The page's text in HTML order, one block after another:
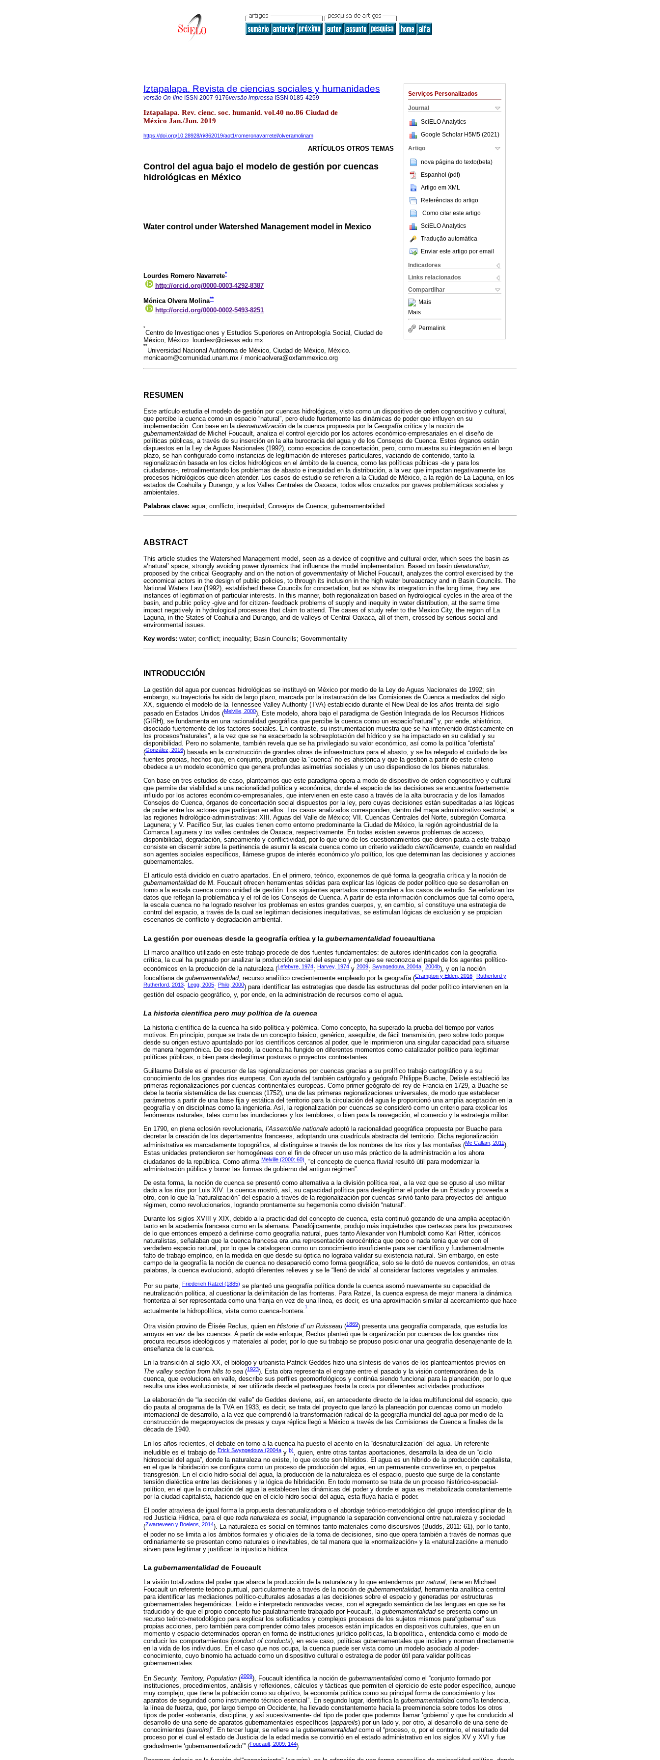
Serviços Personalizados
Journal
SciELO Analytics
Google Scholar H5M5 (2021 )
Artigo
nova página do texto(beta)
Espanhol (pdf)
Artigo em XML
Referências do artigo
Como citar este artigo
SciELO Analytics
Tradução automática
Enviar este artigo por email
Indicadores
Links relacionados
Compartilhar
Mais
Mais
Permalink
Iztapalapa. Revista de ciencias sociales y humanidades
versão On-line ISSN 2007-9176versão impressa ISSN 0185-4259
Iztapalapa. Rev. cienc. soc. humanid. vol.40 no.86 Ciudad de
México Jan./Jun. 2019
https://doi.org/10.28928/ri/862019/aot1/romeronavarretel/olveramolinam
ARTÍCULOS OTROS TEMAS
Control del agua bajo el modelo de gestión por cuencas
hidrológicas en México
Water control under Watershed Management model in Mexico
Lourdes Romero Navarrete*
http://orcid.org/0000-0003-4292-8387
Mónica Olvera Molina**
http://orcid.org/0000-0002-5493-8251
*
Centro de Investigaciones y Estudios Superiores en Antropología Social, Ciudad de
México, México. lourdesr@ciesas.edu.mx
**
Universidad Nacional Autónoma de México, Ciudad de México, México.
monicaom@comunidad.unam.mx / monicaolvera@oxfammexico.org
RESUMEN
Este artículo estudia el modelo de gestión por cuencas hidrológicas, visto como un dispositivo de orden cognoscitivo y cultural,
que percibe la cuenca como un espacio “natural”, pero elude fuertemente las dinámicas de poder que influyen en su
implementación. Con base en la desnaturalización de la cuenca propuesta por la Geografía crítica y la noción de
gubernamentalidadde Michel Foucault, analiza el control ejercido por los actores económico-empresariales en el diseño de
políticas públicas, a través de su inserción en la alta burocracia del agua y de los Consejos de Cuenca. Estos órganos están
dispuestos en la Ley de Aguas Nacionales (1992), como espacios de concertación, pero, como muestra su integración en el largo
plazo, se han configurado como instancias de legitimación de intereses particulares, vaciando de contenido, tanto la
regionalización basada en los ciclos hidrológicos en el ámbito de la cuenca, como las políticas públicas -de y para los
ciudadanos-, retroalimentando los problemas de abasto e inequidad en la distribución, a la vez que impactan negativamente los
procesos hidrológicos que dicen atender. Los casos de estudio se refieren a la Ciudad de México, a la región de La Laguna, en los
estados de Coahuila y Durango, y a los Valles Centrales de Oaxaca, todos ellos cruzados por graves problemáticas sociales y
ambientales.
Palabras clave: agua; conflicto; inequidad; Consejos de Cuenca; gubernamentalidad
ABSTRACT
This article studies the Watershed Management model, seen as a device of cognitive and cultural order, which sees the basin as
a‘natural’ space, strongly avoiding power dynamics that influence the model implementation. Based on basin denaturation,
proposed by the critical Geography and on the notion of governmentality of Michel Foucault, analyzes the control exercised by the
economical actors in the design of public policies, to through its inclusion in the high water bureaucracy and in Basin Councils. The
National Waters Law (1992), established these Councils for concertation, but as show its integration in the long time, they are
instances of legitimation of particular interests. In this manner, both regionalization based on hydrological cycles in the area of the
basin, and public policy -give and for citizen- feedback problems of supply and inequity in water distribution, at the same time
impact negatively in hydrological processes that claim to attend. The cases of study refer to the Mexico City, the region of La
Laguna, in the States of Coahuila and Durango, and de valleys of Central Oaxaca, all of them, crossed by serious social and
environmental issues.
Key words: water; conflict; inequality; Basin Councils; Governmentality
INTRODUCCIÓN
La gestión del agua por cuencas hidrológicas se instituyó en México por medio de la Ley de Aguas Nacionales de 1992; sin
embargo, su trayectoria ha sido de largo plazo, marcada por la instauración de las Comisiones de Cuenca a mediados del siglo
XX, siguiendo el modelo de la Tennessee Valley Authority (TVA) establecido durante el New Deal de los años treinta del siglo
pasado en Estados Unidos (Melville, 2000). Este modelo, ahora bajo el paradigma de Gestión Integrada de los Recursos Hídricos
(GIRH), se fundamenta en una racionalidad geográfica que percibe la cuenca como un espacio“natural” y, por ende, ahistórico,
disociado fuertemente de los factores sociales. En contraste, su instrumentación muestra que se ha intervenido drásticamente en
los procesos“naturales”, a la vez que se ha exacerbado la sobrexplotación del hídrico y se ha impactado en su calidad y su
disponibilidad. Pero no solamente, también revela que se ha privilegiado su valor económico, así como la política “ofertista”
(González, 2016) basada en la construcción de grandes obras de infraestructura para el abasto, y se ha relegado el cuidado de las
fuentes propias, hechos que, en conjunto, prueban que la “cuenca” no es ahistórica y que la gestión a partir de este criterio
obedece a un modelo económico que genera profundas asimetrías sociales y un uso dispendioso de los bienes naturales.
Con base en tres estudios de caso, planteamos que este paradigma opera a modo de dispositivo de orden cognoscitivo y cultural
que permite dar viabilidad a una racionalidad política y económica, donde el espacio de las decisiones se encuentra fuertemente
influido por los actores económico-empresariales, que intervienen en este caso a través de la alta burocracia y de los llamados
Consejos de Cuenca, órganos de concertación social dispuestos por la ley, pero cuyas decisiones están supeditadas a las lógicas
de poder entre los actores que participan en ellos. Los casos analizados corresponden, dentro del mapa administrativo sectorial, a
las regiones hidrológico-administrativas: XIII. Aguas del Valle de México; VII. Cuencas Centrales del Norte, subregión Comarca
Lagunera; y V. Pacífico Sur, las cuales tienen como entorno predominante la Ciudad de México, la región agroindustrial de la
Comarca Lagunera y los valles centrales de Oaxaca, respectivamente. En todas existen severos problemas de acceso,
disponibilidad, degradación, saneamiento y conflictividad, por lo que uno de los cuestionamientos que dieron pauta a este trabajo
consiste en discernir sobre la pertinencia de asumir la escala cuenca como un criterio validado científicamente, cuando en realidad
son agentes sociales específicos, llámese grupos de interés económico y/o político, los que determinan las decisiones y acciones
gubernamentales.
El artículo está dividido en cuatro apartados. En el primero, teórico, exponemos de qué forma la geografía crítica y la noción de
gubernamentalidadde M. Foucault ofrecen herramientas sólidas para explicar las lógicas de poder político que se desarrollan en
torno a la escala cuenca como unidad de gestión. Los siguientes apartados corresponden a los casos de estudio. Se enfatizan los
datos que reflejan la problemática y el rol de los Consejos de Cuenca. A partir de esta información concluimos que tal como opera,
la escala cuenca no ha logrado resolver los problemas en estos grandes cuerpos, y, en cambio, sí constituye una estrategia de
control del espacio, a través de la cual se legitiman decisiones inequitativas, se estimulan lógicas de exclusión y se propician
escenarios de conflicto y degradación ambiental.
La gestión por cuencas desde la geografía crítica y la gubernamentalidad foucaultiana
El marco analítico utilizado en este trabajo procede de dos fuentes fundamentales: de autores identificados con la geografía
crítica, la cual ha pugnado por analizar la producción social del espacio y por que se reconozca el papel de los agentes político-
económicos en la producción de la naturaleza (Lefebvre, 1974; Harvey, 1974 y 2009; Swyngedouw, 2004a, 2004b), y en la noción
foucaltiana de gubernamentalidad, recurso analítico crecientemente empleado por la geografía (Crampton y Elden, 2016; Rutherford y
Rutherford, 2013; Legg, 2005; Philo, 2000) para identificar las estrategias que desde las estructuras del poder político intervienen en la
gestión del espacio geográfico, y, por ende, en la administración de recursos como el agua.
La historia científica pero muy política de la cuenca
La historia científica de la cuenca ha sido política y polémica. Como concepto, ha superado la prueba del tiempo por varios
motivos. En principio, porque se trata de un concepto básico, genérico, asequible, de fácil transmisión, pero sobre todo porque
desde su origen estuvo apuntalado por los científicos cercanos al poder, que le imprimieron una singular capacidad para situarse
de manera hegemónica. De ese modo, la cuenca ha fungido en diferentes momentos como catalizador político para legitimar
políticas públicas, o bien para deslegitimar posturas o proyectos contrastantes.
Guillaume Delisle es el precursor de las regionalizaciones por cuencas gracias a su prolífico trabajo cartográfico y a su
conocimiento de los grandes ríos europeos. Con ayuda del también cartógrafo y geógrafo Philippe Buache, Delisle estableció las
primeras regionalizaciones por cuencas continentales europeas. Como primer geógrafo del rey de Francia en 1729, a Buache se
debe la teoría sistemática de las cuencas (1752), una de las primeras regionalizaciones universales, de modo que establecer
parámetros a partir de una base fija y estática del territorio para la circulación del agua le proporcionó una amplia aceptación en la
geografía y en disciplinas como la ingeniería. Así, la regionalización por cuencas se consideró como un criterio para explicar los
fenómenos naturales, tales como las inundaciones y los temblores, o bien para la navegación, el comercio y la estrategia militar.
En 1790, en plena eclosión revolucionaria, l’Assemblée nationale adoptó la racionalidad geográfica propuesta por Buache para
decretar la creación de los departamentos franceses, adoptando una cuadrícula abstracta del territorio. Dicha regionalización
administrativa es marcadamente topográfica, al distinguirse a través de los nombres de los ríos y las montañas (Mc Callam, 2011 ).
Estas unidades pretendieron ser homogéneas con el fin de ofrecer un uso más práctico de la administración a los ahora
ciudadanos de la república. Como afirma Melville (2000: 60), “el concepto de cuenca fluvial resultó útil para modernizar la
administración pública y borrar las formas de gobierno del antiguo régimen”.
De esta forma, la noción de cuenca se presentó como alternativa a la división política real, a la vez que se opuso al uso militar
dado a los ríos por Luis XIV. La cuenca mostró, así, su capacidad política para deslegitimar el poder de un Estado y proveerla a
otro, con lo que la “naturalización” del espacio a través de la regionalización por cuencas sirvió tanto para proyectos del antiguo
régimen, como revolucionarios, logrando prontamente su hegemonía como división “natural”.
Durante los siglos XVIII y XIX, debido a la practicidad del concepto de cuenca, esta continuó gozando de una amplia aceptación
tanto en la academia francesa como en la alemana. Paradójicamente, produjo más inquietudes que certezas para los precursores
de lo que entonces empezó a definirse como geografía natural, pues tanto Alexander von Humboldt como Karl Ritter, icónicos
naturalistas, señalaban que la cuenca francesa era una representación eurocéntrica que poco o nada tenia que ver con el
verdadero espacio natural, por lo que la catalogaron como un conocimiento insuficiente para ser científico y fundamentalmente
falto de trabajo empírico, en la medida en que desde su óptica no lograba validar su existencia natural. Sin embargo, en este
campo de la geografía la noción de cuenca no desapareció como forma geográfica, solo se le dotó de nuevos contenidos, en otras
palabras, la cuenca evolucionó, adoptó diferentes relieves y se le “llenó de vida” al considerar factores vegetales y animales.
Por su parte, Friederich Ratzel (1885) se planteó una geografía política donde la cuenca asomó nuevamente su capacidad de
neutralización política, al cuestionar la delimitación de las fronteras. Para Ratzel, la cuenca expresa de mejor manera la dinámica
fronteriza al ser representada como una franja en vez de una línea, es decir, es una aproximación similar al acercamiento que hace
actualmente la hidropolítica, vista como cuenca-frontera.
1
Otra visión provino de Élisée Reclus, quien en Historie d’ un Ruisseau (1869) presenta una geografía comparada, que estudia los
arroyos en vez de las cuencas. A partir de este enfoque, Reclus planteó que la organización por cuencas de los grandes ríos
procura recursos ideológicos y materiales al poder, por lo que su trabajo se propuso posicionar una geografía desenajenante de la
enseñanza de la cuenca.
En la transición al siglo XX, el biólogo y urbanista Patrick Geddes hizo una síntesis de varios de los planteamientos previos en
The valley section from hills to sea (1923). Esta obra representa el engrane entre el pasado y la visión contemporánea de la
cuenca, que evoluciona en valle, describe sus perfiles geomorfológicos y continúa siendo funcional para la planeación, por lo que
resulta una idea evolucionista, al ser utilizada desde el parteaguas hasta la costa por diferentes actividades productivas.
La elaboración de “la sección del valle” de Geddes deviene, así, en antecedente directo de la idea multifuncional del espacio, que
dio pauta al programa de la TVA en 1933, es decir, se trata del proyecto que lanzó la planeación por cuencas como un modelo
internacional de desarrollo, a la vez que comprendió la transformación radical de la geografía mundial del agua por medio de la
construcción de megaproyectos de presas y cuya réplica llegó a México a través de las Comisiones de Cuenca a finales de la
década de 1940.
En los años recientes, el debate en torno a la cuenca ha puesto el acento en la “desnaturalización” del agua. Un referente
ineludible es el trabajo de Erick Swyngedouw (2004a y b)
, quien, entre otras tantas aportaciones, desarrolla la idea de un “ciclo
hidrosocial del agua”, donde la naturaleza no existe, lo que existe son híbridos. El agua es un híbrido de la producción capitalista,
en el que la hibridación se configura como un proceso de producción del agua, en un permanente convertirse en, o perpetua
transgresión. En el ciclo hidro-social del agua, la producción de la naturaleza es el espacio, puesto que surge de la constante
tensión dialéctica entre las decisiones y la lógica de hibridación. En todo momento se trata de un proceso histórico-espacial-
político, en el que la circulación del agua la establecen las dinámicas del poder y donde el agua es metabolizada constantemente
por la ciudad capitalista, haciendo que en el ciclo hidro-social del agua, esta fluya hacia el poder.
El poder atraviesa de igual forma la propuesta desnaturalizadora o el abordaje teórico-metodológico del grupo interdisciplinar de la
red Justicia Hídrica, para el que toda naturaleza es social, impugnando la separación convencional entre naturaleza y sociedad
(Zwarteveen y Boelens, 2014). La naturaleza es social en términos tanto materiales como discursivos (Budds, 2011: 61), por lo tanto,
el poder no se limita a los ámbitos formales y oficiales de la toma de decisiones, sino que opera también a través de normas que
ordinariamente se presentan como naturales o inevitables, de tal manera que la «normalización» y la «naturalización» a menudo
sirven para legitimar y justificar la injusticia hídrica.
La gubernamentalidad de Foucault
La visión totalizadora del poder que abarca la producción de la naturaleza y lo que entendemos por natural , tiene en Michael
Foucault un referente teórico puntual, particularmente a través de la noción de gubernamentalidad, herramienta analítica central
para identificar las mediaciones político-culturales adosadas a las decisiones sobre el espacio y generadas por estructuras
gubernamentales hegemónicas. Leído e interpretado renovadas veces, con el agregado semántico de las lenguas en que se ha
traducido y de que el propio concepto fue paulatinamente trabajado por Foucault, la gubernamentalidadse presenta como un
recurso teórico-metodológico para explicar los sofisticados y complejos procesos de los sujetos mismos para“gobernar” sus
propias acciones, pero también para comprender cómo tales procesos están implicados en dispositivos culturales, que en un
momento y espacio determinados operan en forma de instituciones jurídico-políticas, la biopolítica-, entendida como el modo de
conducir los comportamientos (conduct of conducts), en este caso, políticas gubernamentales que inciden y norman directamente
en la vida de los individuos. En el caso que nos ocupa, la cuenca puede ser vista como un modelo asociado al poder-
conocimiento, cuyo binomio ha actuado como un dispositivo cultural o estrategia de poder útil para validar políticas
gubernamentales.
En Security, Territory, Population (2009), Foucault identifica la noción de gubernamentalidadcomo el “conjunto formado por
instituciones, procedimientos, análisis y reflexiones, cálculos y tácticas que permiten el ejercicio de este poder específico, aunque
muy complejo, que tiene la población como su objetivo, la economía política como su principal forma de conocimiento y los
aparatos de seguridad como instrumento técnico esencial”. En segundo lugar, identifica la gubernamentalidadcomo“la tendencia,
la línea de fuerza, que, por largo tiempo en Occidente, ha llevado constantemente hacia la preeminencia sobre todos los otros
tipos de poder -soberanía, disciplina, y así sucesivamente- del tipo de poder que podemos llamar ‘gobierno’ y que ha conducido al
desarrollo de una serie de aparatos gubernamentales específicos (appareils) por un lado y, por otro, al desarrollo de una serie de
conocimientos (savoirs)”. En tercer lugar, se refiere a la gubernamentalidadcomo el “proceso, o, por el contrario, el resultado del
proceso por el cual el estado de Justicia de la edad media se convirtió en el estado administrativo en los siglos XV y XVI y fue
gradualmente ‘gubernamentalizado’” (Foucault, 2009: 144).